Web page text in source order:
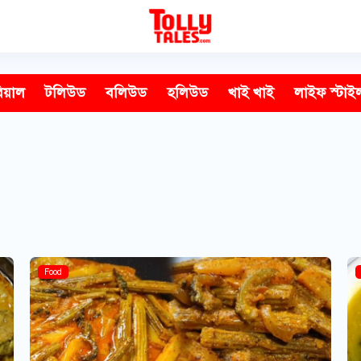
টলিউড বলিউড হলিউড খাই খাই লাইফ
Food